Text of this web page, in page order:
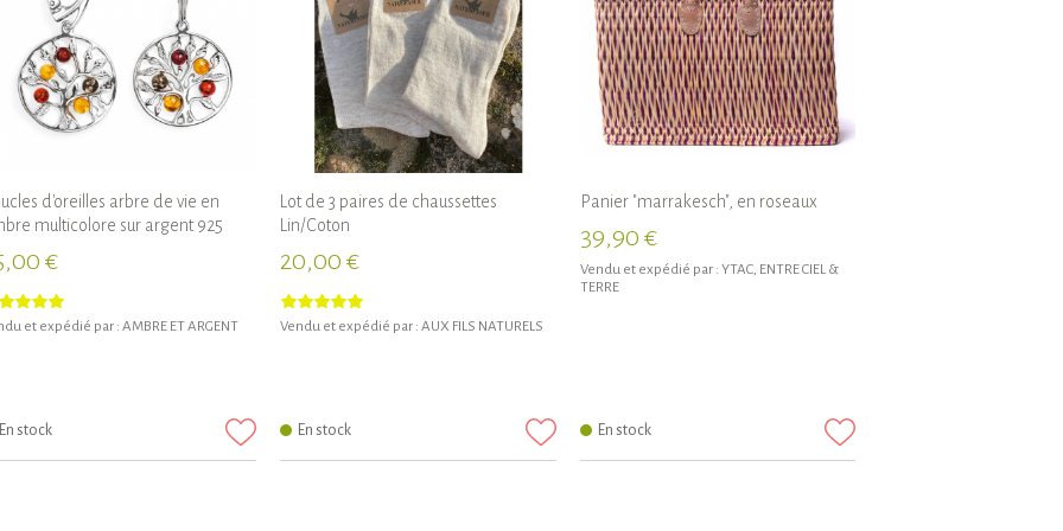
d'oreilles arbre de vie en
multicolore sur argent 925
€
et expédié par : AMBRE ET ARGENT
En stock
Lot de 3 paires de chaussettes
Lin/Coton
20,00 €
Vendu et expédié par : AUX FILS NATURELS
En stock
Panier "marrakesch", en roseaux
39,90 €
Vendu et expédié par : YTAC, ENTRE CIEL &
TERRE
En stock